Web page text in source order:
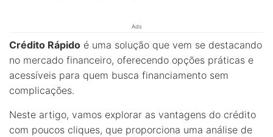
Ads
Crédito Rápido é uma solução que vem se destacando
no mercado financeiro, oferecendo opções práticas e
acessíveis para quem busca financiamento sem
complicações.
Neste artigo, vamos explorar as vantagens do crédito
com poucos cliques, que proporciona uma análise de